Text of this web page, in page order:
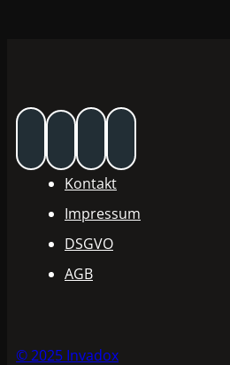
Kontakt
Impressum
DSGVO
AGB
© 2025 Invadox